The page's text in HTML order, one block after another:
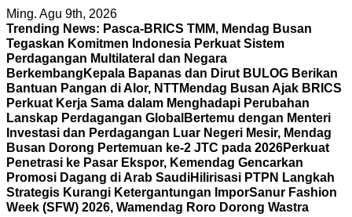
Skip
to
content
Ming. Agu 9th, 2026
Trending News: Pasca-BRICS TMM, Mendag Busan
Tegaskan Komitmen Indonesia Perkuat Sistem
Perdagangan Multilateral dan Negara
Berkembang Kepala Bapanas dan Dirut BULOG Berikan
Bantuan Pangan di Alor, NTTMendag Busan Ajak BRICS
Perkuat Kerja Sama dalam Menghadapi Perubahan
Lanskap Perdagangan Global Bertemu dengan Menteri
Investasi dan Perdagangan Luar Negeri Mesir, Mendag
Busan Dorong Pertemuan ke-2 JTC pada 2026Perkuat
Penetrasi ke Pasar Ekspor, Kemendag Gencarkan
Promosi Dagang di Arab SaudiHilirisasi PTPN Langkah
Strategis Kurangi Ketergantungan ImporSanur Fashion
Week (SFW) 2026, Wamendag Roro Dorong Wastra